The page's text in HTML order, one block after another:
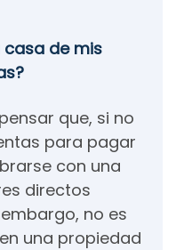
casa de mis
que, si no
para pagar
con una
directos
no es
una propiedad